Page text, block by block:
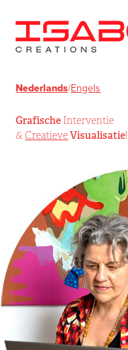
Nederlands/Engels
Grafische Interventie
&CreatieveVisualisatie!